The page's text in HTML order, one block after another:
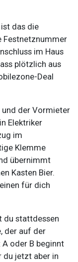
das die
Festnetznummer
im Haus
plötzlich aus
Deal
und der Vormieter
Elektriker
im
Klemme
übernimmt
Kasten Bier.
für dich
du stattdessen
der auf der
oder B beginnt
du jetzt aber in